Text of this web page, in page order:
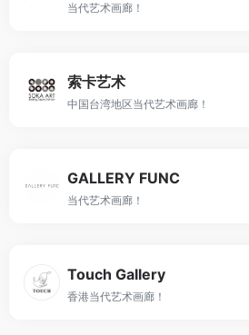
当代艺术画廊！
索卡艺术
中国台湾地区当代艺术画廊！
GALLERY FUNC
当代艺术画廊！
Touch Gallery
香港当代艺术画廊！